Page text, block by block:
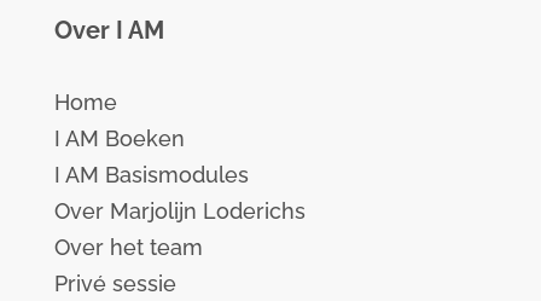
Over I AM
Home
I AM Boeken
I AM Basismodules
Over Marjolijn Loderichs
Over het team
Privé sessie